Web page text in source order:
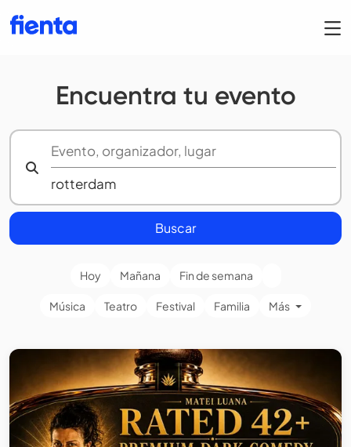
Encuentra tu evento
Buscar
Hoy Mañana Fin de semana
Música Teatro Festival Familia Más